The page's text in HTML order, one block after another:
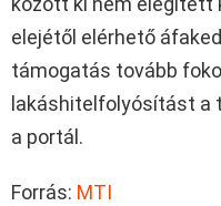
elejétől elérhető
támogatás tovább
lakáshitelfolyósítást a
a portál.
Forrás: MTI